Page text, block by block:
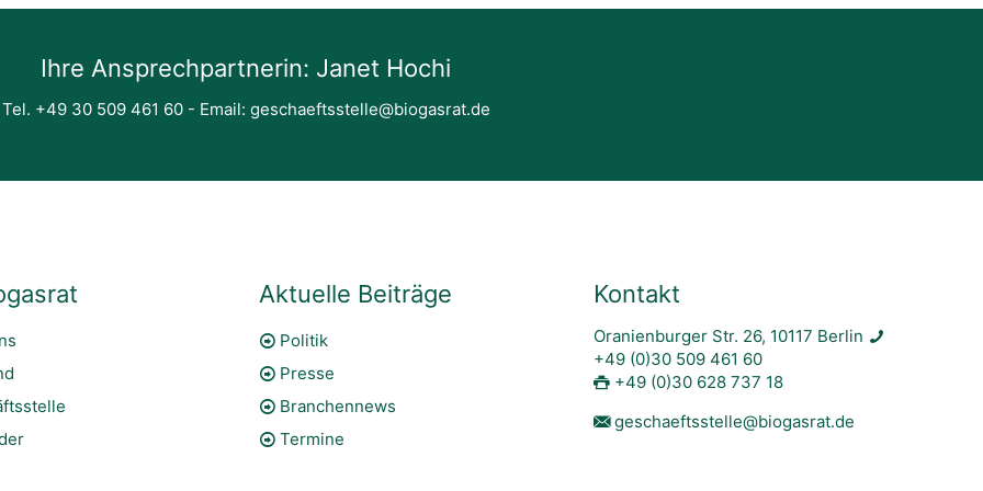
Ihre Ansprechpartnerin: Janet Hochi
Tel. +49 30 509 461 60 - Email: geschaeftsstelle@biogasrat.de
Aktuelle Beiträge
Politik
Presse
Branchennews
Termine
Kontakt
Oranienburger Str. 26, 10117 Berlin
+49 (0)30 509 461 60
+49 (0)30 628 737 18
geschaeftsstelle@biogasrat.de